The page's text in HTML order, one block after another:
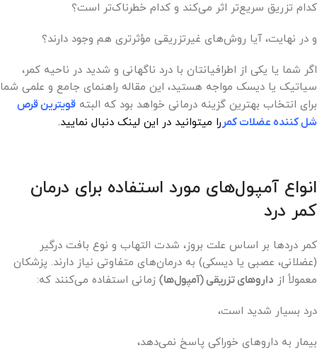
کدام تزریق سریع‌تر اثر می‌کند و کدام خطرناک‌تر است؟
و در نهایت، آیا روش‌های غیرتزریقی مؤثرتری هم وجود دارند؟
اگر شما یا یکی از اطرافیانتان با درد ناگهانی و شدید در ناحیه کمر،
سیاتیک یا دیسک مواجه هستید، این مقاله راهنمای جامع و علمی شما
برای انتخاب بهترین گزینه درمانی خواهد بود که البته قویترین قرص
شل کننده عضلات کمر را میتوانید در این لینک دنبال نمایید.
انواع آمپول‌های مورد استفاده برای درمان
کمر درد
کمر دردها بر اساس علت بروز، شدت التهاب و نوع بافت درگیر
(عضلانی، عصبی یا دیسکی) به درمان‌های متفاوتی نیاز دارند. پزشکان
معمولاً از داروهای تزریقی (آمپول‌ها) زمانی استفاده می‌کنند که:
درد بسیار شدید است،
بیمار به داروهای خوراکی پاسخ نمی‌دهد،